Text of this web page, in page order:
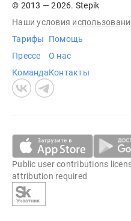
© 2013 — 2026. Stepik
Наши условия
Тарифы
Прессе
Команда
Помощь
О нас
Контакты
Public user contributions
attribution required